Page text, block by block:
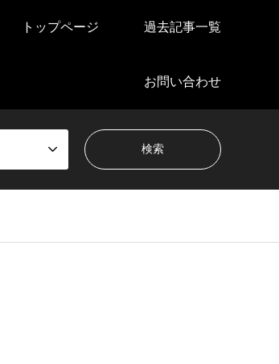
トップページ 過去記事一覧
お問い合わせ